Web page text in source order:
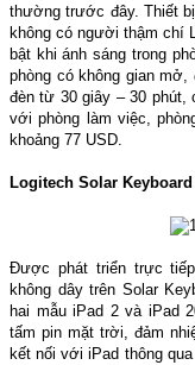
thường trước đây. Thiết
không có người thậm chí
bật khi ánh sáng trong
phòng có không gian
đèn từ 30 giây – 30 phút,
với phòng làm việc,
khoảng 77 USD.
Logitech Solar Keyboard
Được phát triển trực
không dây trên Solar
hai mẫu iPad 2 và iPad
tấm pin mặt trời, đảm
kết nối với iPad thông